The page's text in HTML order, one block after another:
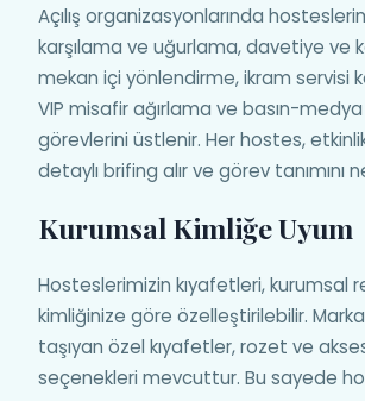
Açılış organizasyonlarında
karşılama ve uğurlama, davetiye ve
mekan içi yönlendirme, ikram servisi
VIP misafir ağırlama ve basın-
görevlerini üstlenir. Her hostes,
detaylı brifing alır ve görev tanımını
Kurumsal Kimliğe Uyum
Hosteslerimizin kıyafetleri, kurumsal
kimliğinize göre özelleştirilebilir.
taşıyan özel kıyafetler, rozet ve
seçenekleri mevcuttur. Bu sayede